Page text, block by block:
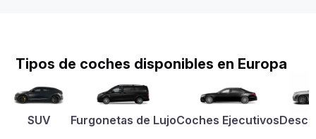
Tipos de coches disponibles en Europa
SUV Furgonetas de LujoCoches Ejecutivos